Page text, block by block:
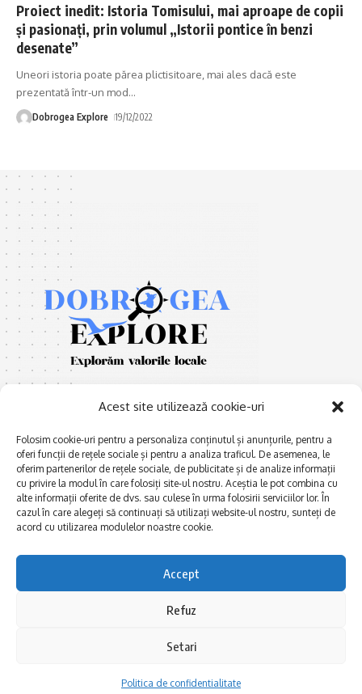
Acest site utilizează cookie-uri
Folosim cookie-uri pentru a personaliza conținutul și anunțurile, pentru a
oferi funcții de rețele sociale și pentru a analiza traficul. De asemenea, le
oferim partenerilor de rețele sociale, de publicitate și de analize informații
cu privire la modul în care folosiți site-ul nostru. Aceștia le pot combina cu
alte informații oferite de dvs. sau culese în urma folosirii serviciilor lor. În
cazul în care alegeți să continuați să utilizați website-ul nostru, sunteți de
acord cu utilizarea modulelor noastre cookie.
Accept
Refuz
Setari
Politica de confidentialitate
Proiect inedit: Istoria Tomisului, mai aproape de copii
și pasionați, prin volumul „Istorii pontice în benzi
desenate”
Uneori istoria poate părea plictisitoare, mai ales dacă este
prezentată într-un mod…
Dobrogea Explore 19/12/2022
E xplorăm Dobrogea,
Explorăm valorile locale:
Deltă, Litoral, cele mai mari
lacuri, cele mai vechi orașe,
Afaceri și meșteșuguri
Actualitate
Dobrogea PE BUNE
La Drum cu Ada